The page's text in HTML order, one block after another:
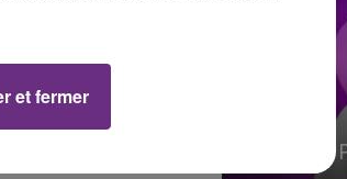
LA RADIO
et fermer